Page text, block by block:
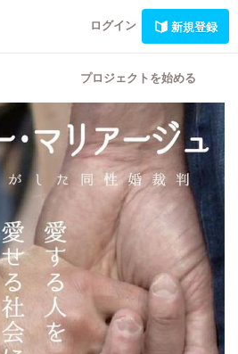
ログイン 新規登録
プロジェクトを始める